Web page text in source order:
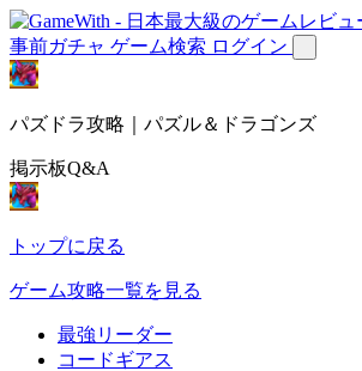
事前ガチャ ゲーム検索 ログイン
パズドラ攻略｜パズル＆ドラゴンズ
掲示板Q&A
トップに戻る
ゲーム攻略一覧を見る
最強リーダー
コードギアス